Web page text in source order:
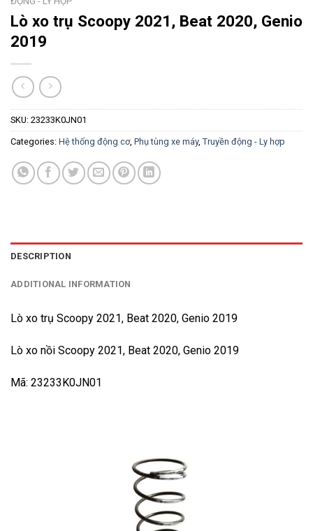
Lò xo trụ Scoopy 2021, Beat 2020, Genio
2019
SKU: 23233K0JN01
Categories: Hệ thống động cơ, Phụ tùng xe máy, Truyền động - Ly hợp
DESCRIPTION
ADDITIONAL INFORMATION
Lò xo trụ Scoopy 2021, Beat 2020, Genio 2019
Lò xo nồi Scoopy 2021, Beat 2020, Genio 2019
Mã: 23233K0JN01